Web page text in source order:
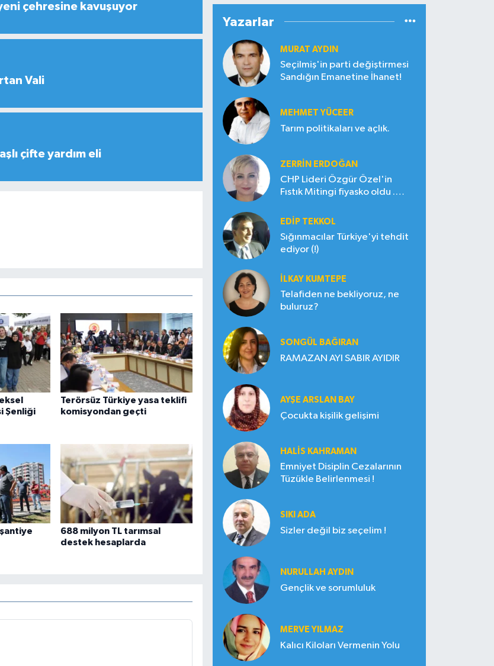
çehresine kavuşuyor
Vali
çifte yardım eli
Şenliği
Terörsüz Türkiye yasa teklifi
komisyondan geçti
688 milyon TL tarımsal
destek hesaplarda
Yazarlar
MURAT AYDIN
Seçilmiş'in parti değiştirmesi
Sandığın Emanetine İhanet!
MEHMET YÜCEER
Tarım politikaları ve açlık.
ZERRIN ERDOĞAN
CHP Lideri Özgür Özel'in
Fıstık Mitingi fiyasko oldu .
EDIP TEKKOL
Sığınmacılar Türkiye'yi tehdit
ediyor (!)
İLKAY KUMTEPE
Telafiden ne bekliyoruz, ne
buluruz?
SONGÜL BAĞIRAN
RAMAZAN AYI SABIR AYIDIR
AYŞE ARSLAN BAY
Çocukta kişilik gelişimi
HALIS KAHRAMAN
Emniyet Disiplin Cezalarının
Tüzükle Belirlenmesi !
SIKI ADA
Sizler değil biz seçelim !
NURULLAH AYDIN
Gençlik ve sorumluluk
MERVE YILMAZ
Kalıcı Kiloları Vermenin Yolu